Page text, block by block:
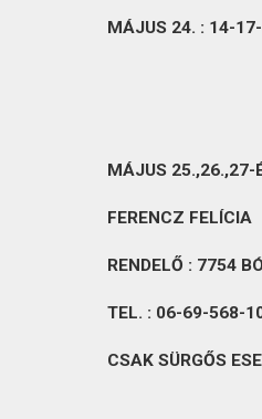
MÁJUS 24. : 14-
MÁJUS 25.,26.,27-
FERENCZ FELÍCIA
RENDELŐ : 7754
TEL. : 06-69-568-
CSAK SÜRGŐS